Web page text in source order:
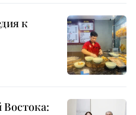
к
Востока: